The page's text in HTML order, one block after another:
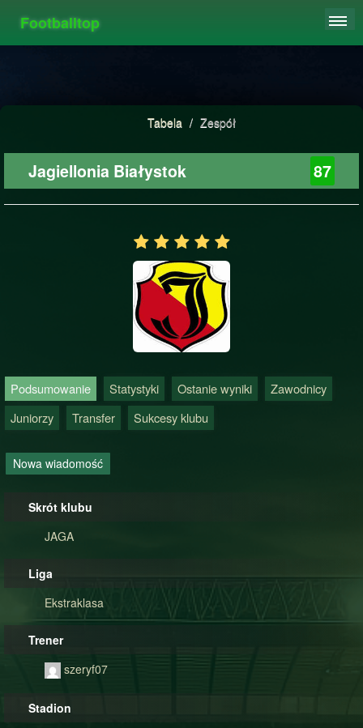
Footballtop
STATYSTYKI
Tabela / Zespół
Jagiellonia Białystok 87
Podsumowanie Statystyki Ostanie wyniki
Zawodnicy
Juniorzy
Transfer Sukcesy klubu
Nowa wiadomość
Skrót klubu
JAGA
Liga
Ekstraklasa
Trener
szeryf07
Stadion